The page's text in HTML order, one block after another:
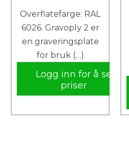
Overflatefarge: RAL
6026. Gravoply 2 er
en graveringsplate
for bruk (…)
Logg inn for å se
priser